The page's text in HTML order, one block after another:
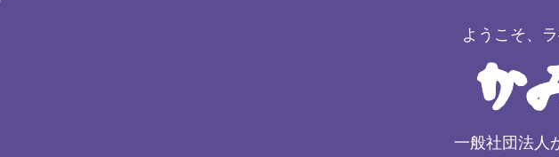
ようこそ、
一般社団法人